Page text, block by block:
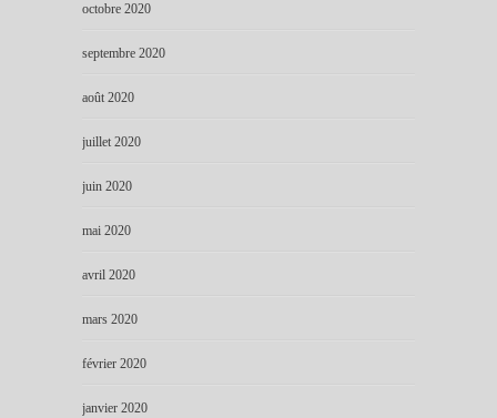
octobre 2020
septembre 2020
août 2020
juillet 2020
juin 2020
mai 2020
avril 2020
mars 2020
février 2020
janvier 2020